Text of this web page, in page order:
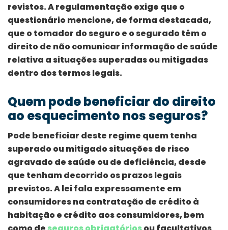
revistos. A regulamentação exige que o
questionário mencione, de forma destacada,
que o tomador do seguro e o segurado têm o
direito de não comunicar informação de saúde
relativa a situações superadas ou mitigadas
dentro dos termos legais.
Quem pode beneficiar do direito
ao esquecimento nos seguros?
Pode beneficiar deste regime quem tenha
superado ou mitigado situações de risco
agravado de saúde ou de deficiência, desde
que tenham decorrido os prazos legais
previstos. A lei fala expressamente em
consumidores na contratação de crédito à
habitação e crédito aos consumidores, bem